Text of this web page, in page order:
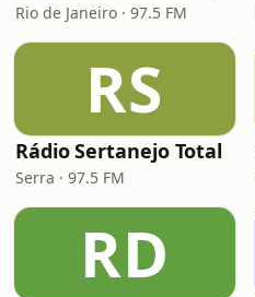
Rio de Janeiro · 97.5 FM
RS
Rádio Sertanejo Total
Serra · 97.5 FM
RD